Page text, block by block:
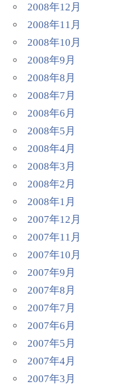
2008年12月
2008年11月
2008年10月
2008年9月
2008年8月
2008年7月
2008年6月
2008年5月
2008年4月
2008年3月
2008年2月
2008年1月
2007年12月
2007年11月
2007年10月
2007年9月
2007年8月
2007年7月
2007年6月
2007年5月
2007年4月
2007年3月